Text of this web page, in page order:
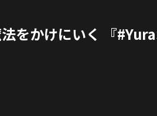
をかけにいく 『